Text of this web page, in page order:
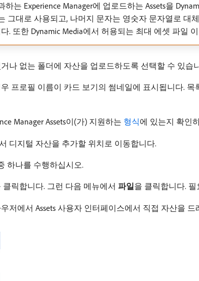
하는 Experience Manager에 업로드하는 Assets을
그대로 사용되고, 나머지 문자는 영숫자 문자열로 대
. 또한 Dynamic Media에서 허용되는 최대 에셋 파일
나 없는 폴더에 자산을 업로드하도록 선택할 수 있습
프로필 이름이 카드 보기의 썸네일에 표시됩니다. 목
Manager Assets이(가) 지원하는 형식에 있는지 확인
디지털 자산을 추가할 위치로 이동합니다.
하나를 수행하십시오.
클릭합니다. 그런 다음 메뉴에서 파일을 클릭합니다.
저에서 Assets 사용자 인터페이스에서 직접 자산을